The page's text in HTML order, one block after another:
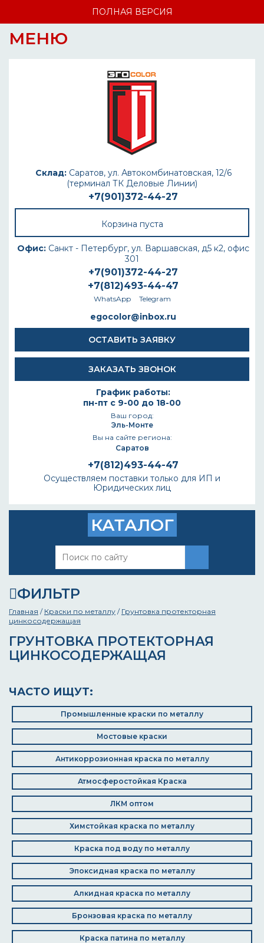
ПОЛНАЯ ВЕРСИЯ
МЕНЮ
Склад:Саратов, ул. Автокомбинатовская, 12/6
(терминал ТК Деловые Линии)
+7(901)372-44-27
Корзина пуста
Офис: Санкт - Петербург, ул. Варшавская, д5 к2, офис
301
+7(901)372-44-27
+7(812)493-44-47
WhatsApp Telegram
egocolor@inbox.ru
ОСТАВИТЬ ЗАЯВКУ
ЗАКАЗАТЬ ЗВОНОК
График работы:
пн-пт с 9-00 до 18-00
Ваш город:
Эль-Монте
Вы на сайте региона:
Саратов
+7(812)493-44-47
Осуществляем поставки только для ИП и
Юридических лиц
КАТАЛОГ
ФИЛЬТР
Главная / Краски по металлу / Грунтовка протекторная
цинкосодержащая
ГРУНТОВКА ПРОТЕКТОРНАЯ
ЦИНКОСОДЕРЖАЩАЯ
ЧАСТО ИЩУТ:
Промышленные краски по металлу
Мостовые краски
Антикоррозионная краска по металлу
Атмосферостойкая Краска
ЛКМ оптом
Химстойкая краска по металлу
Краска под воду по металлу
Эпоксидная краска по металлу
Алкидная краска по металлу
Бронзовая краска по металлу
Краска патина по металлу